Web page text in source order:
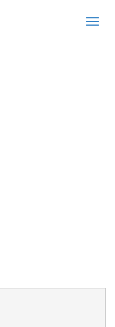
Toggle